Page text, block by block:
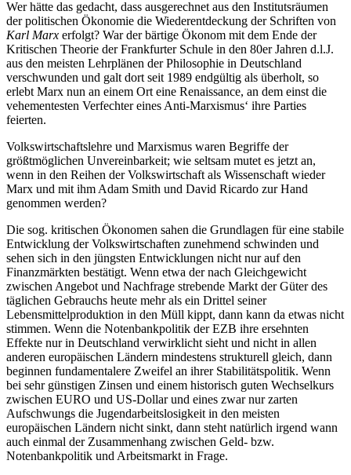
Wer hätte das gedacht, dass ausgerechnet aus den Institutsräumen
der politischen Ökonomie die Wiederentdeckung der Schriften von
Karl Marx erfolgt? War der bärtige Ökonom mit dem Ende der
Kritischen Theorie der Frankfurter Schule in den 80er Jahren d.l.J.
aus den meisten Lehrplänen der Philosophie in Deutschland
verschwunden und galt dort seit 1989 endgültig als überholt, so
erlebt Marx nun an einem Ort eine Renaissance, an dem einst die
vehementesten Verfechter eines Anti-Marxismus‘ ihre Parties
feierten.
Volkswirtschaftslehre und Marxismus waren Begriffe der
größtmöglichen Unvereinbarkeit; wie seltsam mutet es jetzt an,
wenn in den Reihen der Volkswirtschaft als Wissenschaft wieder
Marx und mit ihm Adam Smith und David Ricardo zur Hand
genommen werden?
Die sog. kritischen Ökonomen sahen die Grundlagen für eine stabile
Entwicklung der Volkswirtschaften zunehmend schwinden und
sehen sich in den jüngsten Entwicklungen nicht nur auf den
Finanzmärkten bestätigt. Wenn etwa der nach Gleichgewicht
zwischen Angebot und Nachfrage strebende Markt der Güter des
täglichen Gebrauchs heute mehr als ein Drittel seiner
Lebensmittelproduktion in den Müll kippt, dann kann da etwas nicht
stimmen. Wenn die Notenbankpolitik der EZB ihre ersehnten
Effekte nur in Deutschland verwirklicht sieht und nicht in allen
anderen europäischen Ländern mindestens strukturell gleich, dann
beginnen fundamentalere Zweifel an ihrer Stabilitätspolitik. Wenn
bei sehr günstigen Zinsen und einem historisch guten Wechselkurs
zwischen EURO und US-Dollar und eines zwar nur zarten
Aufschwungs die Jugendarbeitslosigkeit in den meisten
europäischen Ländern nicht sinkt, dann steht natürlich irgend wann
auch einmal der Zusammenhang zwischen Geld- bzw.
Notenbankpolitik und Arbeitsmarkt in Frage.